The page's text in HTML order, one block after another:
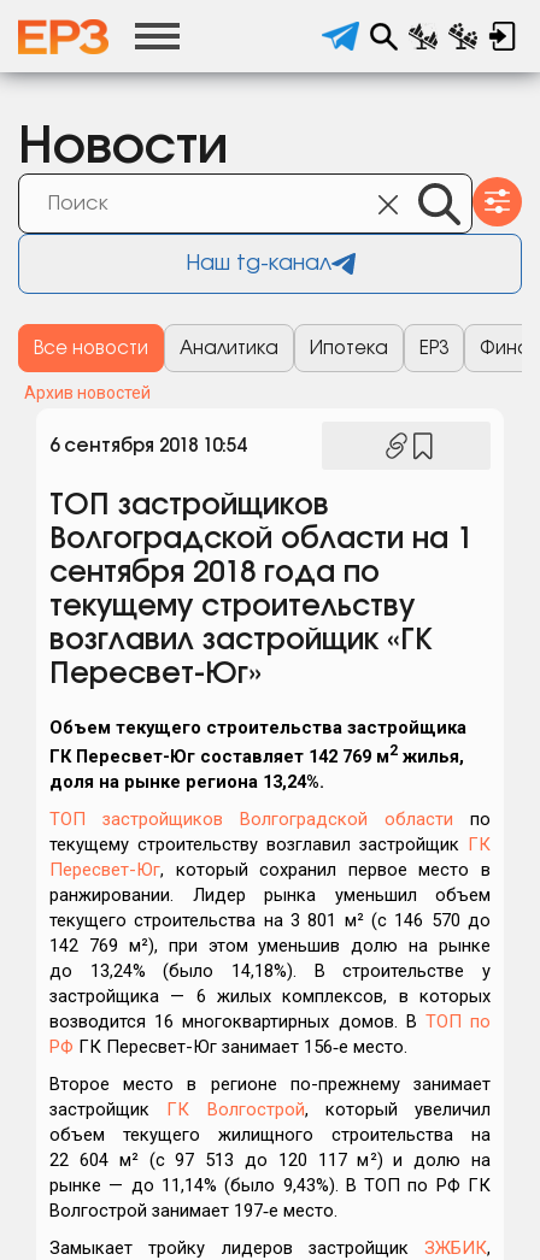
Новости
Наш tg-канал
Все новости Аналитика Ипотека ЕРЗ
Архив новостей
6 сентября 2018 10:54
ТОП застройщиков
Волгоградской области на 1
сентября 2018 года по
текущему строительству
возглавил застройщик «ГК
Пересвет-Юг»
Объем текущего строительства застройщика
ГК Пересвет-Юг составляет 142 769 м2 жилья,
доля на рынке региона 13,24%.
ТОП застройщиков Волгоградской области по
текущему строительству возглавил застройщик ГК
Пересвет-Юг, который сохранил первое место в
ранжировании. Лидер рынка уменьшил объем
текущего строительства на 3 801 м² (с 146 570 до
142 769 м²), при этом уменьшив долю на рынке
до 13,24% (было 14,18%). В строительстве у
застройщика — 6 жилых комплексов, в которых
возводится 16 многоквартирных домов. В ТОП по
РФ ГК Пересвет-Юг занимает 156‑е место.
Второе место в регионе по-прежнему занимает
застройщик ГК Волгострой, который увеличил
объем текущего жилищного строительства на
22 604 м² (с 97 513 до 120 117 м²) и долю на
рынке — до 11,14% (было 9,43%). В ТОП по РФ ГК
Волгострой занимает 197‑е место.
Замыкает тройку лидеров застройщик ЗЖБИК,